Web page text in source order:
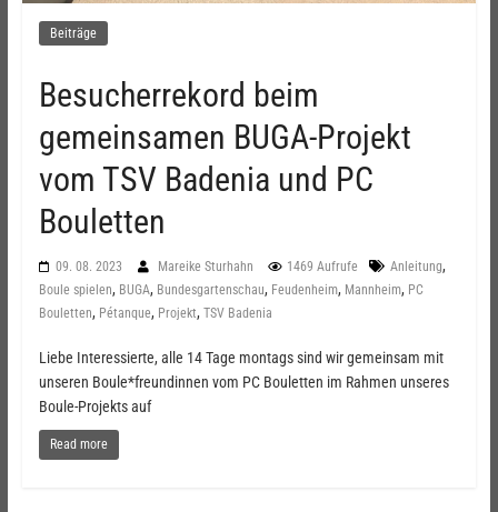
Beiträge
Besucherrekord beim
gemeinsamen BUGA-Projekt
vom TSV Badenia und PC
Bouletten
09. 08. 2023 Mareike Sturhahn 1469 Aufrufe Anleitung,
Boule spielen, BUGA, Bundesgartenschau, Feudenheim, Mannheim, PC
Bouletten, Pétanque, Projekt, TSV Badenia
Liebe Interessierte, alle 14 Tage montags sind wir gemeinsam mit
unseren Boule*freundinnen vom PC Bouletten im Rahmen unseres
Boule-Projekts auf
Read more